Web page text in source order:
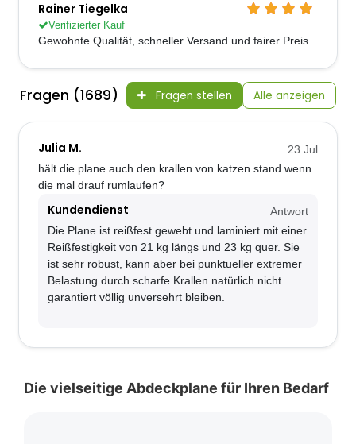
Rainer Tiegelka
Verifizierter Kauf
Gewohnte Qualität, schneller Versand und fairer Preis.
Fragen (1689) Fragen stellen Alle anzeigen
Julia M.
23 Jul
hält die plane auch den krallen von katzen stand wenn
die mal drauf rumlaufen?
Kundendienst
Antwort
Die Plane ist reißfest gewebt und laminiert mit einer
Reißfestigkeit von 21 kg längs und 23 kg quer. Sie
ist sehr robust, kann aber bei punktueller extremer
Belastung durch scharfe Krallen natürlich nicht
garantiert völlig unversehrt bleiben.
Die vielseitige Abdeckplane für Ihren Bedarf